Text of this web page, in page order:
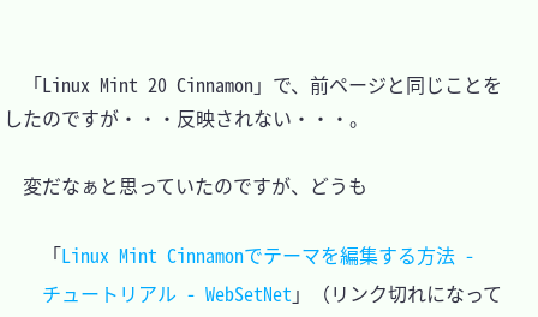
「Linux Mint 20 Cinnamon」で、前ページと同じことを
したのですが・・・反映されない・・・。
変だなぁと思っていたのですが、どうも
「Linux Mint Cinnamonでテーマを編集する方法 -
チュートリアル - WebSetNet」（リンク切れになって